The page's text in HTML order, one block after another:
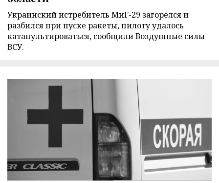
Украинский истребитель МиГ-29 загорелся и
разбился при пуске ракеты, пилоту удалось
катапультироваться, сообщили Воздушные силы
ВСУ.